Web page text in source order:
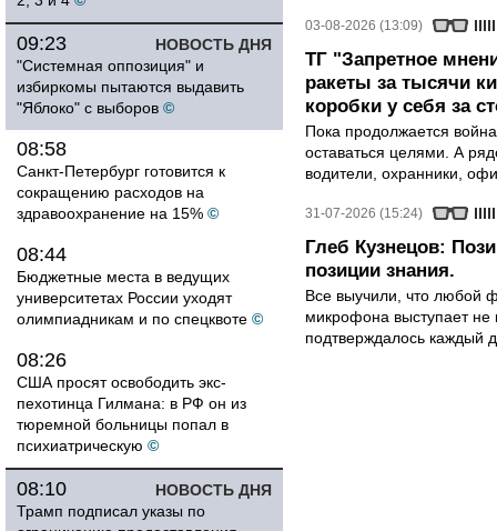
НОВОСТЬ ДНЯ
09:23
"Системная оппозиция" и
избиркомы пытаются выдавить
"Яблоко" с выборов ©
08:58
Санкт-Петербург готовится к
сокращению расходов на
здравоохранение на 15% ©
08:44
Бюджетные места в ведущих
университетах России уходят
олимпиадникам и по спецквоте ©
08:26
США просят освободить экс-
пехотинца Гилмана: в РФ он из
тюремной больницы попал в
психиатрическую ©
НОВОСТЬ ДНЯ
08:10
Трамп подписал указы по
03-08-2026 (13:09)
ТГ "Запретное
ракеты за тысячи
коробки у себя за
Пока продолжается
оставаться целями. А
водители, охранники,
31-07-2026 (15:24)
Глеб Кузнецов:
позиции знания.
Все выучили, что любой
микрофона выступает не
подтверждалось каждый